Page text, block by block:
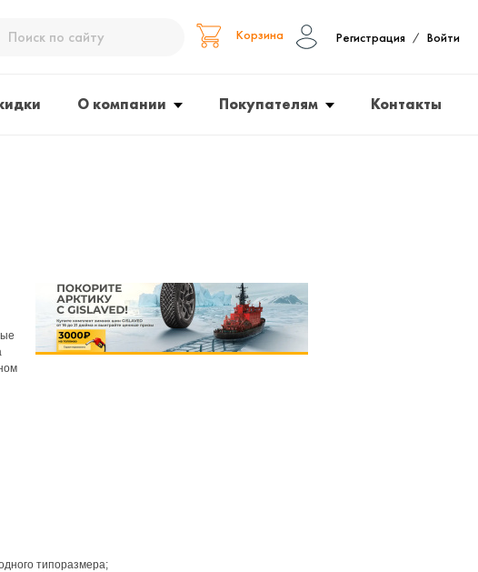
Корзина Регистрация / Войти
О компании Покупателям Контакты
типоразмера;